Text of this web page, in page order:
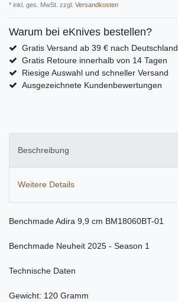
* inkl. ges. MwSt. zzgl. Versandkosten
Warum bei eKnives bestellen?
Gratis Versand ab 39 € nach Deutschland
Gratis Retoure innerhalb von 14 Tagen
Riesige Auswahl und schneller Versand
Ausgezeichnete Kundenbewertungen
Beschreibung
Weitere Details
Benchmade Adira 9,9 cm BM18060BT-01
Benchmade Neuheit 2025 - Season 1
Technische Daten
Gewicht: 120 Gramm